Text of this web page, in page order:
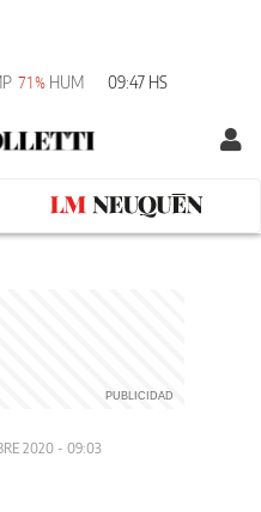
71% HUM 09:47 HS
2020 - 09:03